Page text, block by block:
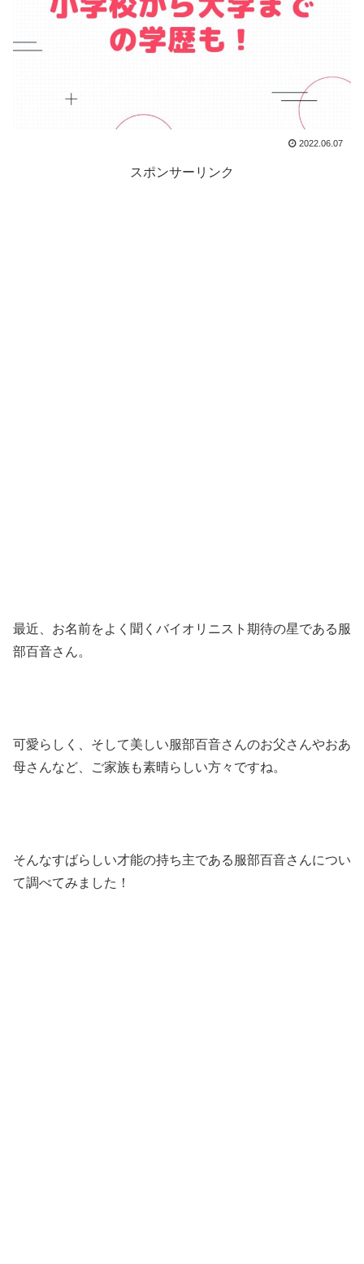
2022.06.07
スポンサーリンク
最近、お名前をよく聞くバイオリニスト期待の星である服
部百音さん。
可愛らしく、そして美しい服部百音さんのお父さんやおあ
母さんなど、ご家族も素晴らしい方々ですね。
そんなすばらしい才能の持ち主である服部百音さんについ
て調べてみました！